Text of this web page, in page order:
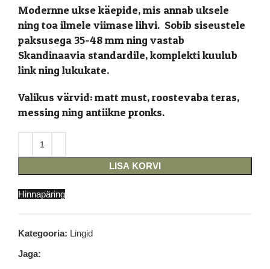
Modernne ukse käepide, mis annab uksele
ning toa ilmele viimase lihvi. Sobib siseustele
paksusega 35-48 mm ning vastab
Skandinaavia standardile, komplekti kuulub
link ning lukukate.
Valikus värvid: matt must, roostevaba teras,
messing ning antiikne pronks.
LISA KORVI
Hinnapäring
Kategooria: Lingid
Jaga: